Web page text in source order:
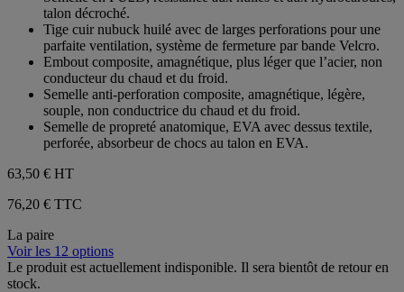
étoiles.talon décroché.
Tige cuir nubuck huilé avec de larges perforations pour une
parfaite ventilation, système de fermeture par bande Velcro.
Embout composite, amagnétique, plus léger que l’acier, non
conducteur du chaud et du froid.
Semelle anti-perforation composite, amagnétique, légère,
souple, non conductrice du chaud et du froid.
Semelle de propreté anatomique, EVA avec dessus textile,
perforée, absorbeur de chocs au talon en EVA.
63,50 € HT
76,20 € TTC
La paire
Voir les 12 options
Le produit est actuellement indisponible. Il sera bientôt de retour en
stock.